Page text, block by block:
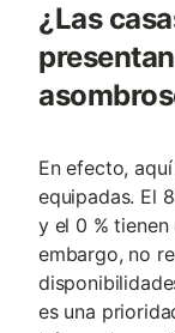
¿Las
En efecto,
equipadas. El
y el 0 % tienen
embargo, no
es una